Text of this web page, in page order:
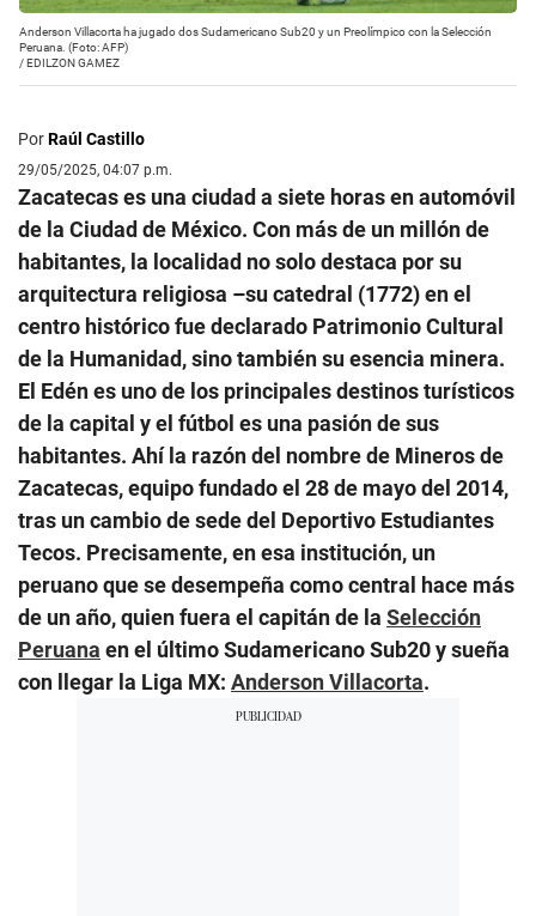
Anderson Villacorta ha jugado dos Sudamericano Sub20 y un Preolímpico con la Selección
Peruana. (Foto: AFP)
/EDILZON GAMEZ
PorRaúl Castillo
29/05/2025, 04:07 p.m.
Zacatecas es una ciudad a siete horas en automóvil
de la Ciudad de México. Con más de un millón de
habitantes, la localidad no solo destaca por su
arquitectura religiosa –su catedral (1772) en el
centro histórico fue declarado Patrimonio Cultural
de la Humanidad, sino también su esencia minera.
El Edén es uno de los principales destinos turísticos
de la capital y el fútbol es una pasión de sus
habitantes. Ahí la razón del nombre de Mineros de
Zacatecas, equipo fundado el 28 de mayo del 2014,
tras un cambio de sede del Deportivo Estudiantes
Tecos. Precisamente, en esa institución, un
peruano que se desempeña como central hace más
de un año, quien fuera el capitán de la Selección
Peruana en el último Sudamericano Sub20 y sueña
con llegar la Liga MX: Anderson Villacorta.